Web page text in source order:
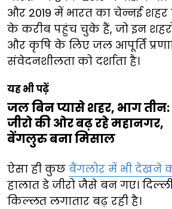
और 2019 में भारत का चेन्नई शहर
के करीब पहुंच चुके हैं, जो इन
और कृषि के लिए जल आपूर्ति
संवेदनशीलता को दर्शाता है।
यह भी पढ़ें
जल बिन प्यासे शहर, भाग तीन:
जीरो की ओर बढ़ रहे महानगर,
बेंगलुरु बना मिसाल
ऐसा ही कुछ बैंगलोर में भी देखने
हालात डे जीरो जैसे बन गए।
किल्लत लगातार बढ़ रही है।